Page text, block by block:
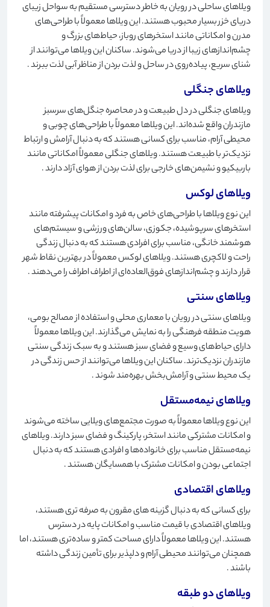
ویلاهای ساحلی در رویان به خاطر دسترسی مستقیم به سواحل زیبای
دریای خزر بسیار محبوب هستند. این ویلاها معمولاً با طراحی‌های
مدرن و امکاناتی مانند استخرهای روباز، حیاط‌های بزرگ و
چشم‌اندازهای زیبا از دریا می‌شوند. ساکنان این ویلاها می‌توانند از
شنای سریع، پیاده‌روی در ساحل و لذت بردن از مناظر آبی لذت ببرند.
ویلاهای جنگلی
ویلاهای جنگلی در دل طبیعت و در محاصره جنگل‌های سرسبز
مازندران واقع شده‌اند. این ویلاها معمولاً با طراحی‌های چوبی و
محیطی آرام، مناسب برای کسانی هستند که به دنبال آرامش و ارتباط
نزدیک‌تر با طبیعت هستند. ویلاهای جنگلی معمولاً امکاناتی مانند
باربیکیو و نشیمن‌های خارجی برای لذت بردن از هوای آزاد دارند.
ویلاهای لوکس
این نوع ویلاها با طراحی‌های خاص به فرد و امکانات پیشرفته مانند
استخرهای سرپوشیده، جکوزی، سالن‌های ورزشی و سیستم‌های
هوشمند خانگی، مناسب برای افرادی هستند که به دنبال زندگی
راحت و لاکچری هستند. ویلاهای لوکس معمولاً در بهترین نقاط شهر
قرار دارند و چشم‌اندازهای فوق‌العاده‌ای از اطراف اطراف را می‌دهند.
ویلاهای سنتی
ویلاهای سنتی در رویان با معماری محلی و استفاده از مصالح بومی،
هویت منطقه فرهنگی را به نمایش می‌گذارند. این ویلاها معمولاً
دارای حیاط‌های وسیع و فضای سبز هستند و به سبک زندگی سنتی
مازندران نزدیک‌ترند. ساکنان این ویلاها می‌توانند از حس زندگی در
یک محیط سنتی و آرامش‌بخش بهره‌مند شوند.
ویلاهای نیمه‌مستقل
این نوع ویلاها معمولاً به صورت مجتمع‌های ویلایی ساخته می‌شوند
و امکانات مشترکی مانند استخر، پارکینگ و فضای سبز دارند. ویلاهای
نیمه‌مستقل مناسب برای خانواده‌ها و افرادی هستند که به دنبال
اجتماعی بودن و امکانات مشترک با همسایگان هستند.
ویلاهای اقتصادی
برای کسانی که به دنبال گزینه های مقرون به صرفه تری هستند،
ویلاهای اقتصادی با قیمت مناسب و امکانات پایه در دسترس
هستند. این ویلاها معمولاً دارای مساحت کمتر و ساده‌تری هستند، اما
همچنان می‌توانند محیطی آرام و دلپذیر برای تأمین زندگی داشته
باشند.
ویلاهای دو طبقه